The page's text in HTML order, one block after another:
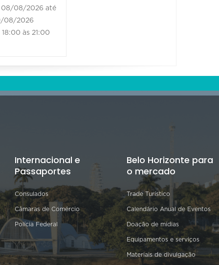
08/08/2026 até
08/2026
às 21:00
Internacional e
Passaportes
Consulados
Câmaras de Comércio
Polícia Federal
Belo Horizonte para
o mercado
Trade Turístico
Calendário Anual de Eventos
Doação de mídias
Equipamentos e serviços
Materiais de divulgação